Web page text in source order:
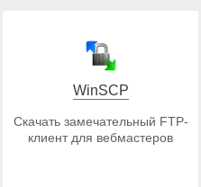
WinSCP
Скачать замечательный FTP-
клиент для вебмастеров